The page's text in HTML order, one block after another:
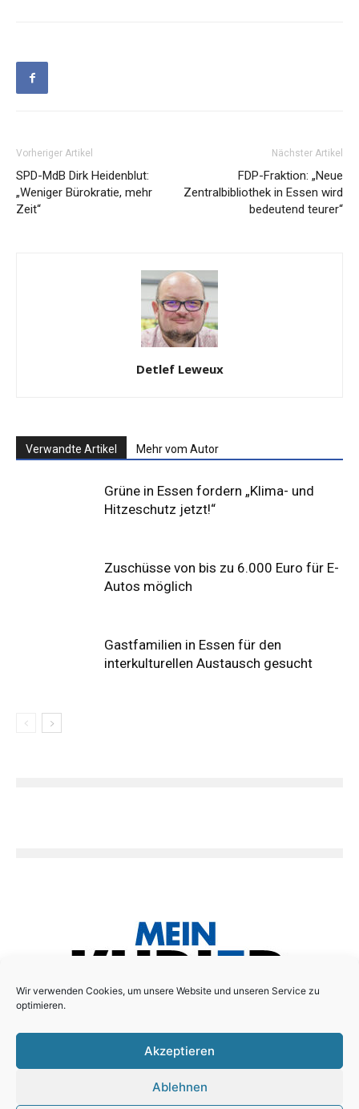
Wir verwenden Cookies, um unsere Website und unseren Service zu
optimieren.
Akzeptieren
Ablehnen
Vorheriger Artikel
SPD-MdB Dirk Heidenblut:
„Weniger Bürokratie, mehr
Zeit“
Nächster Artikel
FDP-Fraktion: „Neue
Zentralbibliothek in Essen wird
bedeutend teurer“
Detlef Leweux
Verwandte Artikel Mehr vom Autor
Grüne in Essen fordern „Klima- und
Hitzeschutz jetzt!“
Zuschüsse von bis zu 6.000 Euro für E-
Autos möglich
Gastfamilien in Essen für den
interkulturellen Austausch gesucht
Schreiben Sie uns:redaktion@mein-kurier.ruhr